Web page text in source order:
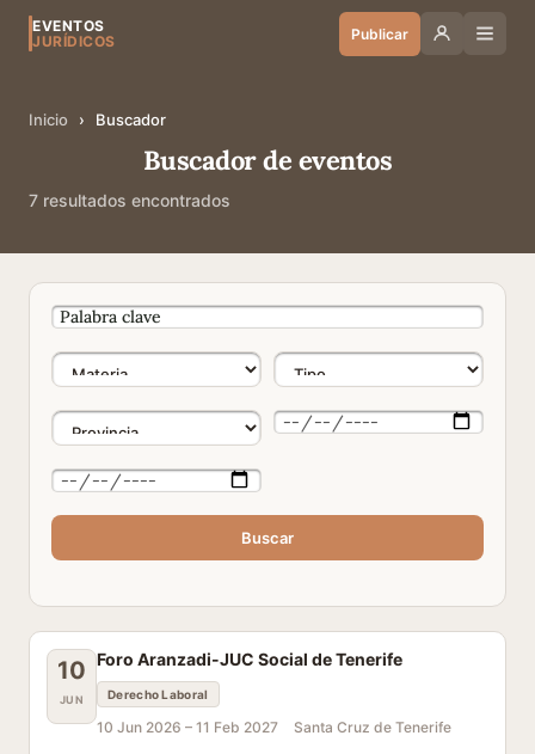
EVENTOS
JURÍDICOS
Publicar
Inicio › Buscador
Buscador de eventos
7 resultados encontrados
Buscar
10
JUN
Foro Aranzadi-JUC Social de Tenerife
Derecho Laboral
10 Jun 2026 – 11 Feb 2027 Santa Cruz de Tenerife